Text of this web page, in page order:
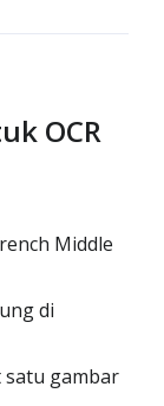
OCR
Middle
di
gambar